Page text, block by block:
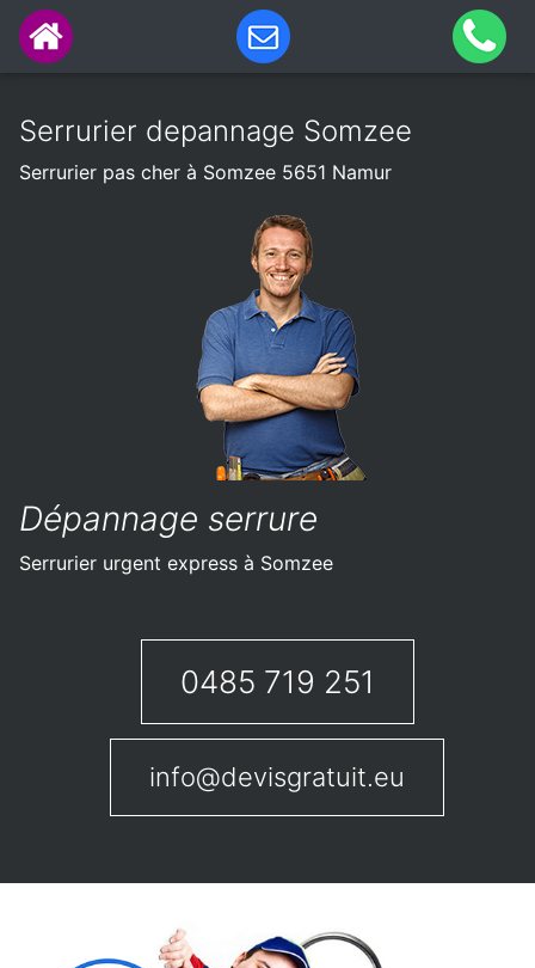
Serrurier depannage Somzee
Serrurier pas cher à Somzee 5651 Namur
Dépannage serrure
Serrurier urgent express à Somzee
0485 719 251
info@devisgratuit.eu